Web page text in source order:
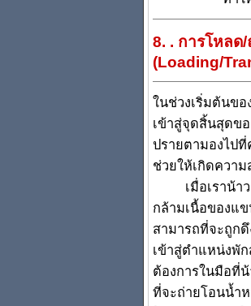
8. . การโหลด
(Loading/
ในช่วงเริ่มต้นขอ
เข้าสู่จุดสิ้นสุดขอ
ปรายตามองไป
ช่วยให้เกิดควา
เมื่อเราน้าวส
กล้ามเนื้อของแ
สามารถที่จะถูก
เข้าสู่ตำแหน่งพัก
ต้องการในมือที่
ที่จะถ่ายโอนน้ำ